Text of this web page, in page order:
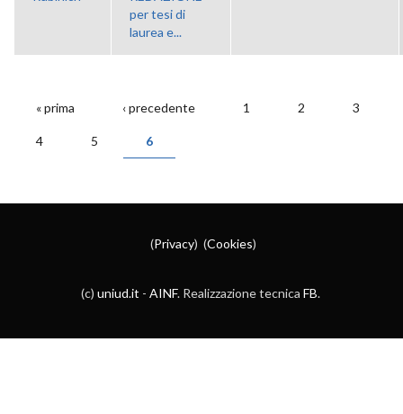
per tesi di
laurea e...
PAGINE
« prima ‹ precedente 1 2 3
4 5 6
(Privacy) (Cookies)
(c) uniud.it - AINF. Realizzazione tecnica FB.